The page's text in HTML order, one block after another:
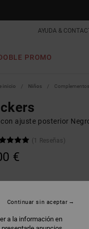
AYUDA &
PROMO
inicio Niños Complementos
ajuste posterior
(1 Reseñas)
€
a la información en
Continuar sin aceptar